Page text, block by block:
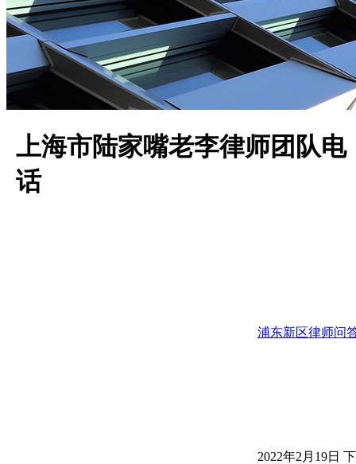
上海市陆家嘴老李律师团队电
话
浦东新区律师问
2022年2月19日 下